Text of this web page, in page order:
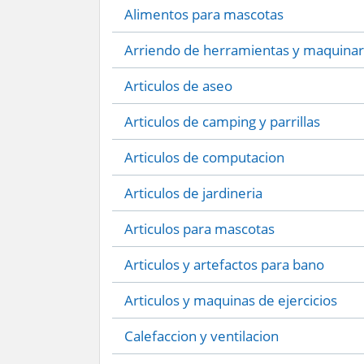
Alimentos para mascotas
Arriendo de herramientas y
Articulos de aseo
Articulos de camping y parrillas
Articulos de computacion
Articulos de jardineria
Articulos para mascotas
Articulos y artefactos para bano
Articulos y maquinas de ejercicios
Calefaccion y ventilacion